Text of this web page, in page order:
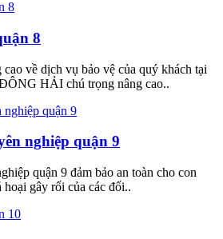
8
về dịch vụ bảo vệ của quý khách tại
HẢI chú trọng nâng cao..
nghiệp quận 9
quận 9 đảm bảo an toàn cho con
gây rối của các đối..